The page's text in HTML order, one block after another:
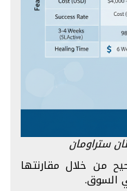
ستراومان
من خلال مقارنتها
السوق.